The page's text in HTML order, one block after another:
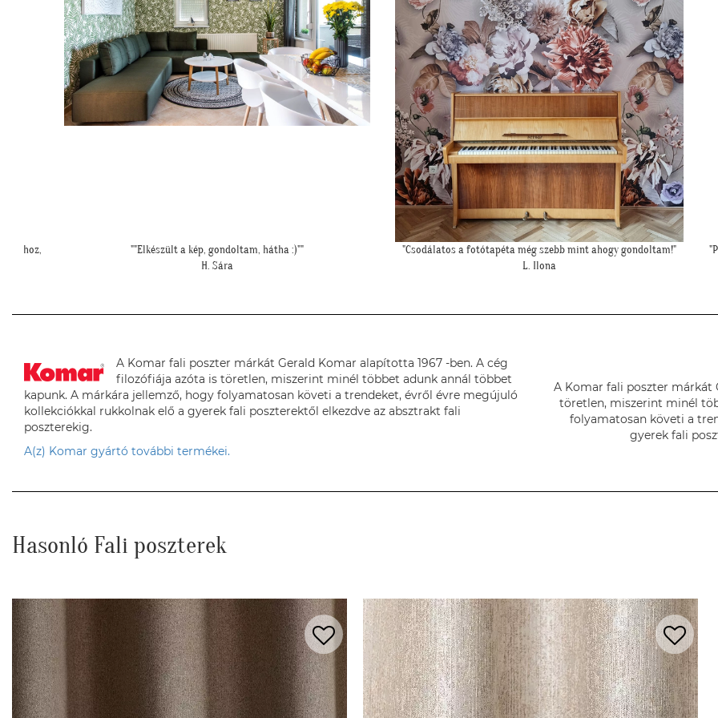
"Csodálatos a fotótapéta még szebb mint ahogy gondoltam!"
L. Ilona
"Példa értékű kedvesség és segítőkészség, hiperszuper 24 órán belüli
szállítással!"
A Komar fali poszter márkát Gerald Komar alapította 1967 -ben. A cég
filozófiája azóta is töretlen, miszerint minél többet adunk annál többet
kapunk. A márkára jellemző, hogy folyamatosan követi a trendeket, évről évre megújuló
kollekciókkal rukkolnak elő a gyerek fali poszterektől elkezdve az absztrakt fali
poszterekig.
A(z) Komar gyártó további termékei.
A Komar fali poszter márkát
töretlen, miszerint minél
folyamatosan követi a
gyerek fali
Hasonló Fali poszterek